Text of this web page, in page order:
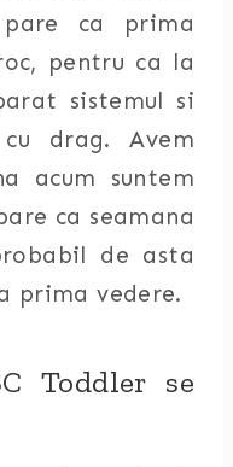
ca prima
pentru ca la
sistemul si
drag. Avem
acum suntem
ca seamana
de asta
prima vedere.
Toddler se